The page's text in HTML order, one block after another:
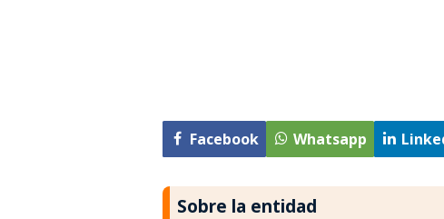
Facebook Whatsapp
Sobre la entidad